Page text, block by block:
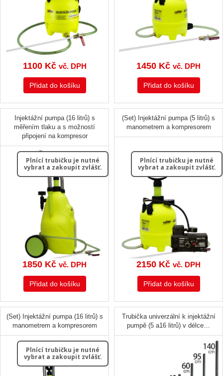
1100 Kč vč. DPH
Přidat do košíku
1450 Kč vč. DPH
Přidat do košíku
Injektážní pumpa (16 litrů) s
měřením tlaku a s možností
připojení na kompresor
Plnící trubičku je nutné
vybrat a zakoupit zvlášť.
1850 Kč vč. DPH
Přidat do košíku
(Set) Injektážní pumpa (5 litrů) s
manometrem a kompresorem
Plnící trubičku je nutné
vybrat a zakoupit zvlášť.
2150 Kč vč. DPH
Přidat do košíku
(Set) Injektážní pumpa (16 litrů) s
manometrem a kompresorem
Plnící trubičku je nutné
vybrat a zakoupit zvlášť.
Trubička univerzální k injektážní
pumpě (5 a16 litrů) v délce…